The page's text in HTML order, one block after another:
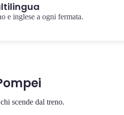
e inglese a ogni fermata.
scende dal treno.